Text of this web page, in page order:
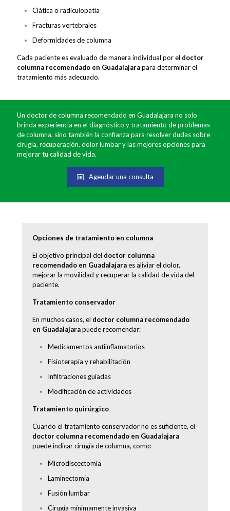
Ciática o radiculopatía
Fracturas vertebrales
Deformidades de columna
Cada paciente es evaluado de manera individual por el doctor
columna recomendado en Guadalajarapara determinar el
tratamiento más adecuado.
Un doctor de columna recomendado en Guadalajara no solo
brinda experiencia en el diagnóstico y tratamiento de problemas
de columna, sino también la confianza para resolver dudas sobre
cirugía, recuperación, dolor lumbar y las mejores opciones para
mejorar tu calidad de vida.
Agendar una consulta
Opciones de tratamiento en columna
El objetivo principal del doctor columna
recomendado en Guadalajaraes aliviar el dolor,
mejorar la movilidad y recuperar la calidad de vida del
paciente.
Tratamiento conservador
En muchos casos, el doctor columna recomendado
en Guadalajarapuede recomendar:
Medicamentos antiinflamatorios
Fisioterapia y rehabilitación
Infiltraciones guiadas
Modificación de actividades
Tratamiento quirúrgico
Cuando el tratamiento conservador no es suficiente, el
doctor columna recomendado en Guadalajara
puede indicar cirugía de columna, como:
Microdiscectomía
Laminectomía
Fusión lumbar
Cirugía mínimamente invasiva